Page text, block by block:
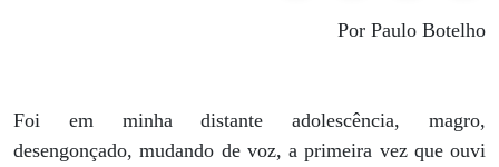
Por Paulo Botelho
Foi em minha distante adolescência, magro,
desengonçado, mudando de voz, a primeira vez que ouvi